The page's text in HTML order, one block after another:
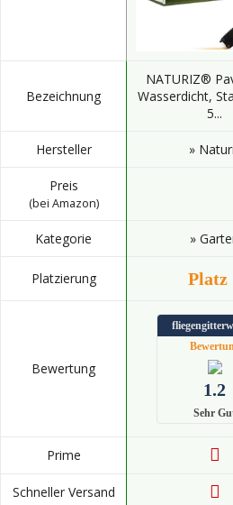
Bezeichnung
NATURIZ®
Wasserdicht,
5...
Hersteller »
Preis
(bei Amazon)
Kategorie »
Platzierung Platz
Bewertung
1.2
Sehr
Prime
Schneller Versand